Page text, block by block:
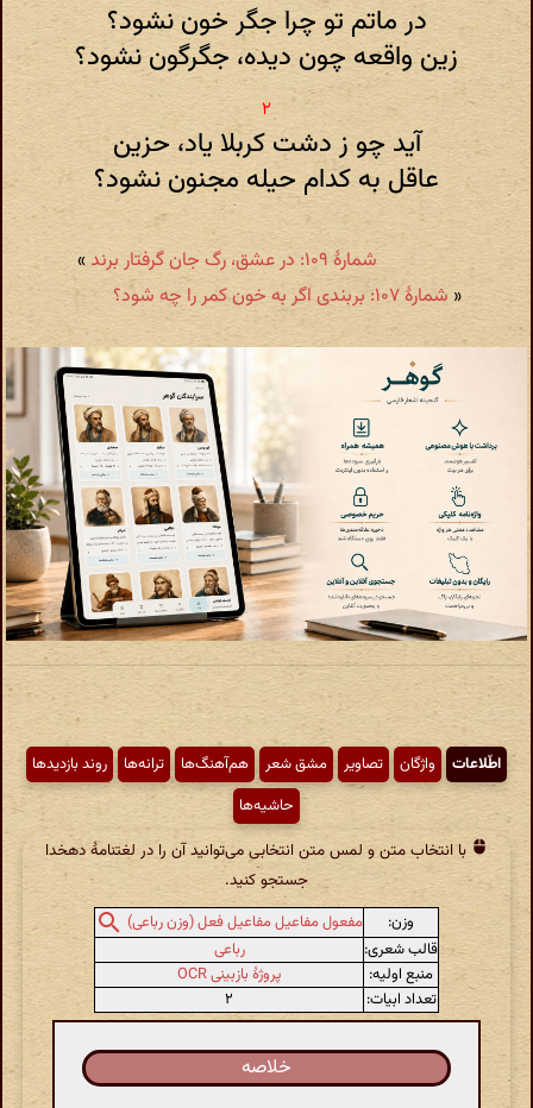
در ماتم تو چرا جگر خون نشود؟
زین واقعه چون دیده، جگرگون نشود؟
آید چو ز دشت کربلا یاد، حزین
عاقل به کدام حیله مجنون نشود؟
شمارهٔ ۱۰۹: در عشق، رگ جان گرفتار برند
»
« شمارهٔ ۱۰۷: بربندی اگر به خون کمر را چه شود؟
اطّلاعات واژگان تصاویر مشق شعر هم‌آهنگ‌ها ترانه‌ها
روند بازدیدها
حاشیه‌ها
با انتخاب متن و لمس متن انتخابی می‌توانید آن را در لغتنامهٔ دهخدا
جستجو کنید.
وزن:
مفعول مفاعیل مفاعیل فعل (وزن رباعی)
قالب شعری:
رباعی
منبع اولیه:
پروژهٔ بازبینی OCR
تعداد ابیات:
۲
خلاصه